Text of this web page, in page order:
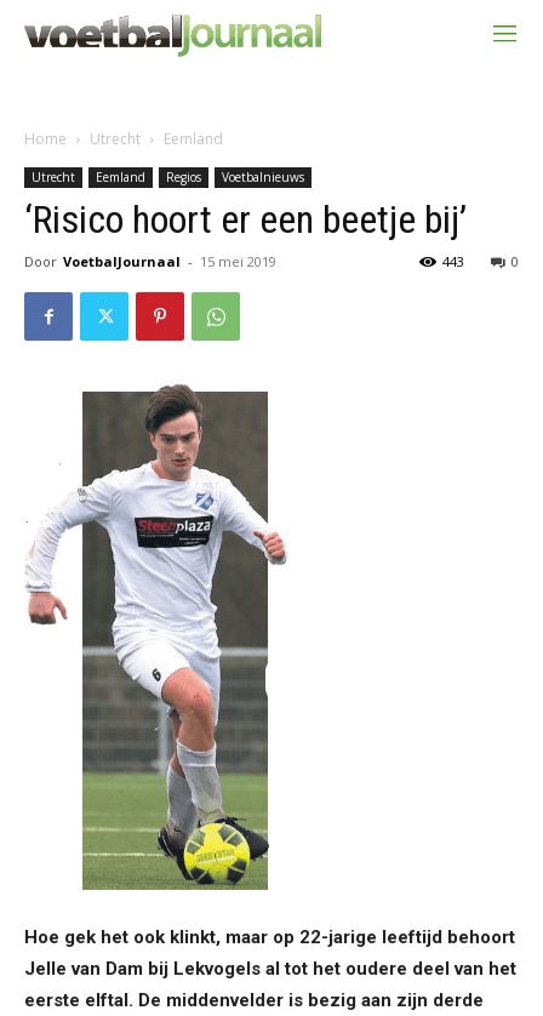
Home Utrecht Eemland
Utrecht Eemland Regios Voetbalnieuws
‘Risico hoort er een beetje bij’
Door VoetbalJournaal - 15 mei 2019 0
443
Hoe gek het ook klinkt, maar op 22-jarige leeftijd behoort
Jelle van Dam bij Lekvogels al tot het oudere deel van het
eerste elftal. De middenvelder is bezig aan zijn derde